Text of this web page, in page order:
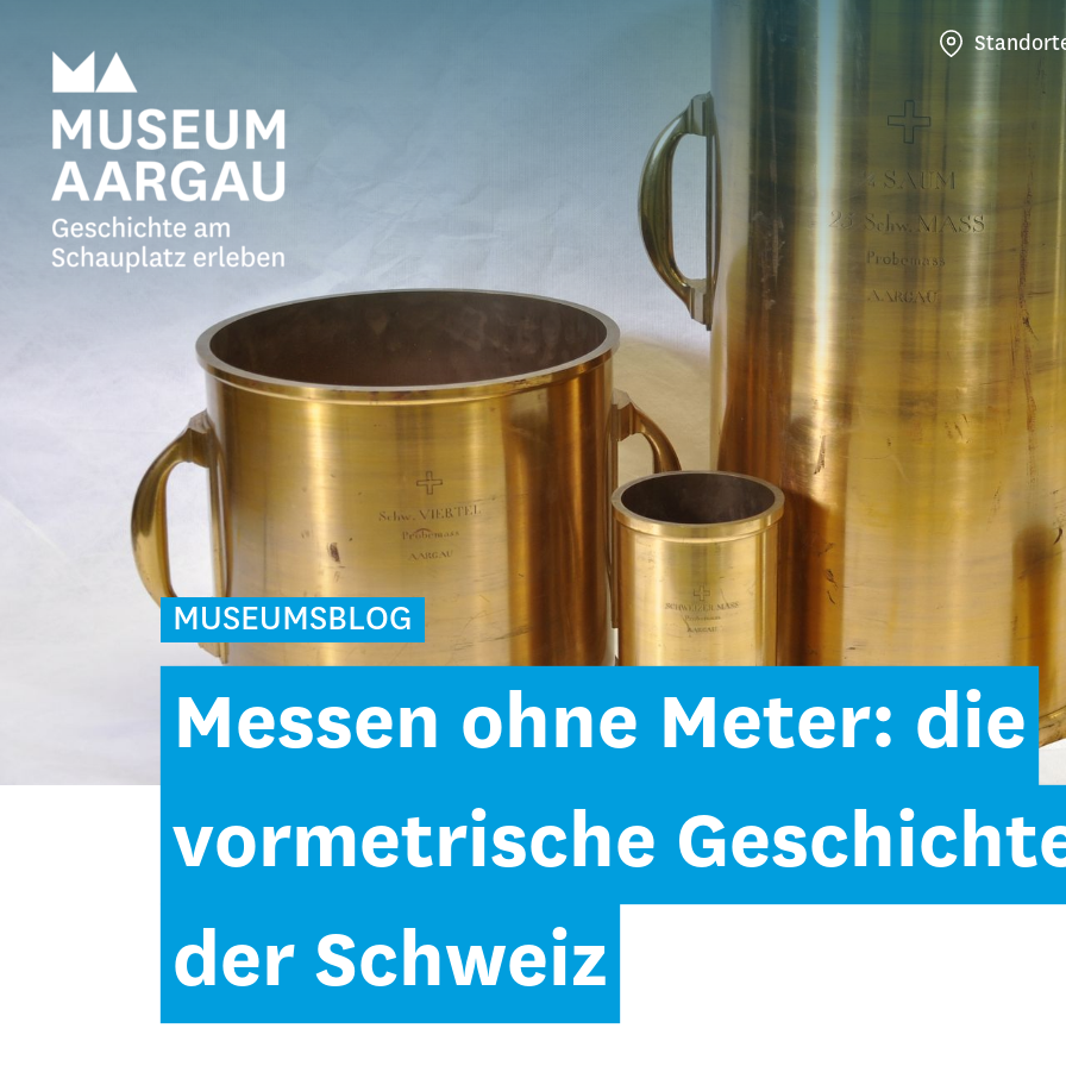
MUSEUMSBLOG
Messen ohne Meter: die
vormetrische
der Schweiz